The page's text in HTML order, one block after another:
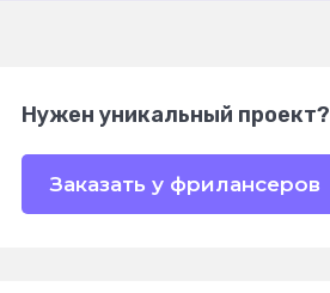
Нужен уникальный проект?
Заказать у фрилансеров